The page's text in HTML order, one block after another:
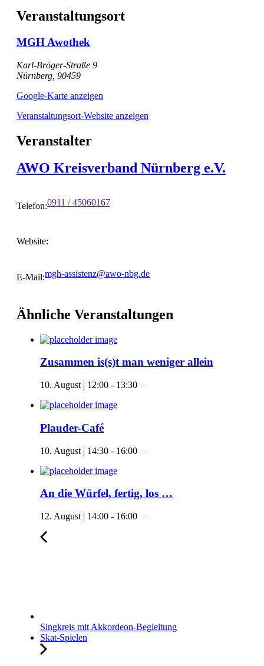
Veranstaltungsort
MGH Awothek
Karl-Bröger-Straße 9
Nürnberg 90459
Google-Karte anzeigen
Veranstaltungsort-Website anzeigen
Veranstalter
AWO Kreisverband Nürnberg e.V.
Telefon:0911 / 45060167
Website:
E-Mail:mgh-assistenz@awo-nbg.de
Ähnliche Veranstaltungen
Zusammen is(s)t man weniger allein
10. August | 12:00 - 13:30
Plauder-Café
10. August | 14:30 - 16:00
An die Würfel, fertig, los …
12. August | 14:00 - 16:00
Singkreis mit Akkordeon-Begleitung
Skat-Spielen